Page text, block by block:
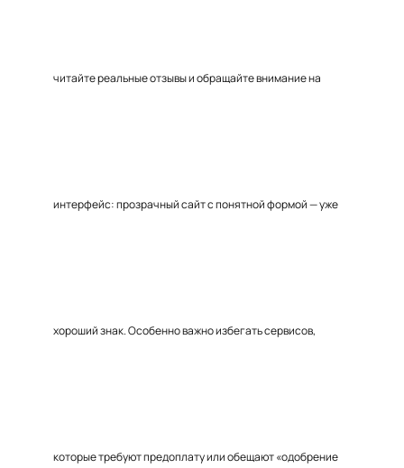
читайте реальные отзывы и обращайте внимание на
интерфейс: прозрачный сайт с понятной формой — уже
хороший знак. Особенно важно избегать сервисов,
которые требуют предоплату или обещают «одобрение